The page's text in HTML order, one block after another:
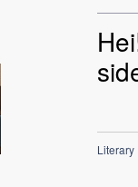
Literary